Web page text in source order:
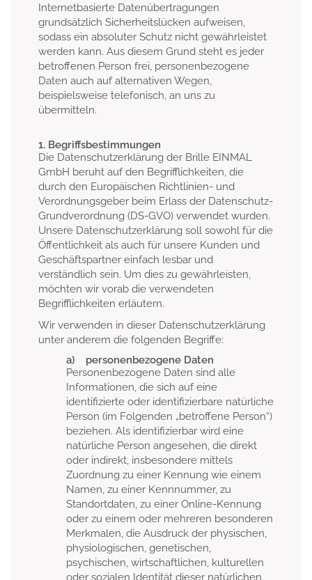
Internetbasierte Datenübertragungen
grundsätzlich Sicherheitslücken aufweisen,
sodass ein absoluter Schutz nicht gewährleistet
werden kann. Aus diesem Grund steht es jeder
betroffenen Person frei, personenbezogene
Daten auch auf alternativen Wegen,
beispielsweise telefonisch, an uns zu
übermitteln.
1. Begriffsbestimmungen
Die Datenschutzerklärung der Brille EINMAL
GmbH beruht auf den Begrifflichkeiten, die
durch den Europäischen Richtlinien- und
Verordnungsgeber beim Erlass der Datenschutz-
Grundverordnung (DS-GVO) verwendet wurden.
Unsere Datenschutzerklärung soll sowohl für die
Öffentlichkeit als auch für unsere Kunden und
Geschäftspartner einfach lesbar und
verständlich sein. Um dies zu gewährleisten,
möchten wir vorab die verwendeten
Begrifflichkeiten erläutern.
Wir verwenden in dieser Datenschutzerklärung
unter anderem die folgenden Begriffe:
a) personenbezogene Daten
Personenbezogene Daten sind alle
Informationen, die sich auf eine
identifizierte oder identifizierbare natürliche
Person (im Folgenden „betroffene Person“)
beziehen. Als identifizierbar wird eine
natürliche Person angesehen, die direkt
oder indirekt, insbesondere mittels
Zuordnung zu einer Kennung wie einem
Namen, zu einer Kennnummer, zu
Standortdaten, zu einer Online-Kennung
oder zu einem oder mehreren besonderen
Merkmalen, die Ausdruck der physischen,
physiologischen, genetischen,
psychischen, wirtschaftlichen, kulturellen
oder sozialen Identität dieser natürlichen